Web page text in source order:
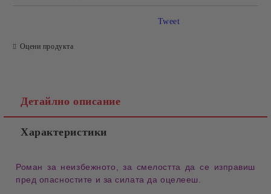
Оцени продукта
Tweet
Детайлно описание
Характеристики
Роман за неизбежното, за смелостта
да се изправиш
пред опасностите и засилата да оцелееш.